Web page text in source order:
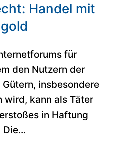
Handel mit
für
den Nutzern der
insbesondere
wird, kann als Täter
in Haftung